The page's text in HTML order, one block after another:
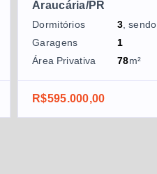
Araucária/PR
Dormitórios 3 , sendo
Garagens
1
Área Privativa
78m²
R$595.000,00